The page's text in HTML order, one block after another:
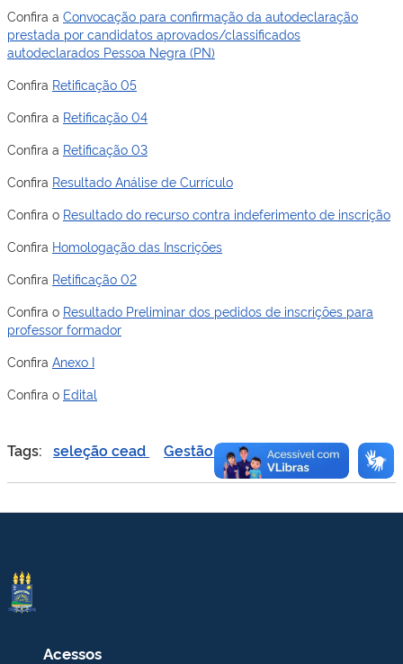
Confira a Convocação para confirmação da autodeclaração
prestada por candidatos aprovados/classificados
autodeclarados Pessoa Negra (PN)
Confira Retificação 05
Confira a Retificação 04
Confira a Retificação 03
Confira Resultado Análise de Currículo
Confira o Resultado do recurso contra indeferimento de inscrição
Confira Homologação das Inscrições
Confira Retificação 02
Confira o Resultado Preliminar dos pedidos de inscrições para
professor formador
Confira Anexo I
Confira o Edital
Tags: seleção cead Gestão na Educação cead
Acessos